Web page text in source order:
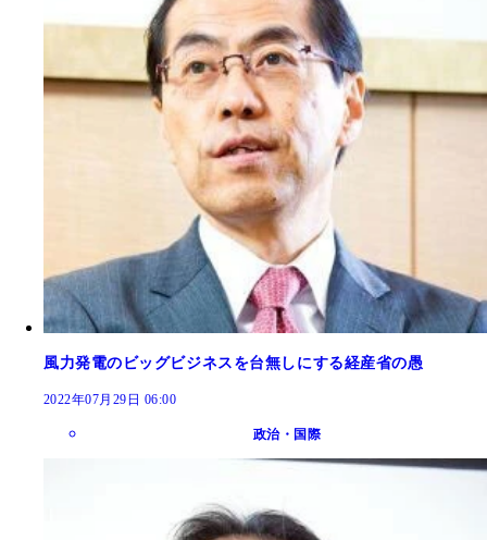
風力発電のビッグビジネスを台無しにする経産省の愚
2022年07月29日 06:00
政治・国際